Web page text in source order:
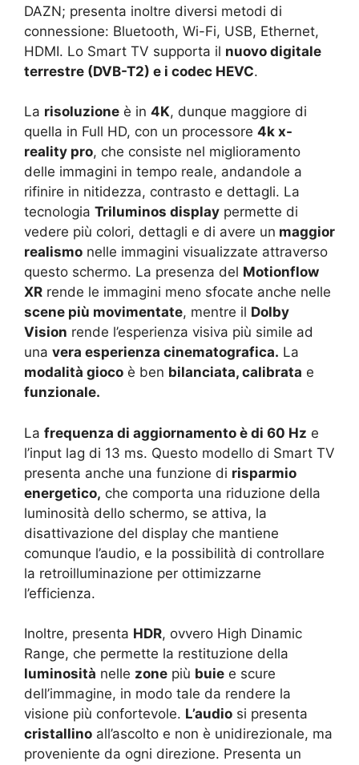
DAZN; presenta inoltre diversi metodi di
connessione: Bluetooth, Wi-Fi, USB, Ethernet,
HDMI. Lo Smart TV supporta il nuovo digitale
terrestre (DVB-T2) e i codec HEVC.
La risoluzione è in 4K, dunque maggiore di
quella in Full HD, con un processore 4k x-
reality pro, che consiste nel miglioramento
delle immagini in tempo reale, andandole a
rifinire in nitidezza, contrasto e dettagli. La
tecnologia Triluminos display permette di
vedere più colori, dettagli e di avere un maggior
realismo nelle immagini visualizzate attraverso
questo schermo. La presenza del Motionflow
XR rende le immagini meno sfocate anche nelle
scene più movimentate, mentre il Dolby
Vision rende l’esperienza visiva più simile ad
una vera esperienza cinematografica. La
modalità gioco è ben bilanciata, calibrata e
funzionale.
La frequenza di aggiornamento è di 60 Hz e
l’input lag di 13 ms. Questo modello di Smart TV
presenta anche una funzione di risparmio
energetico, che comporta una riduzione della
luminosità dello schermo, se attiva, la
disattivazione del display che mantiene
comunque l’audio, e la possibilità di controllare
la retroilluminazione per ottimizzarne
l’efficienza.
Inoltre, presenta HDR, ovvero High Dinamic
Range, che permette la restituzione della
luminosità nelle zone più buie e scure
dell’immagine, in modo tale da rendere la
visione più confortevole. L’audio si presenta
cristallino all’ascolto e non è unidirezionale, ma
proveniente da ogni direzione. Presenta un